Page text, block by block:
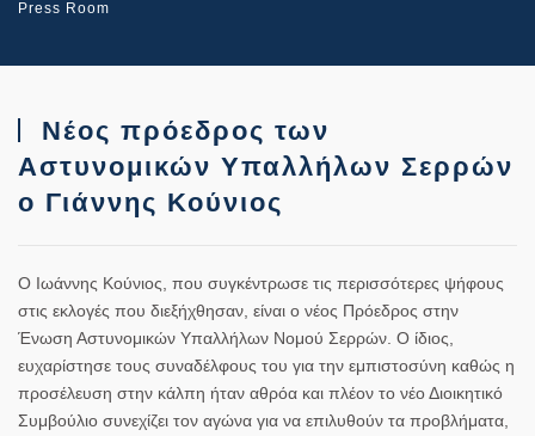
Press Room
Νέος πρόεδρος των
Αστυνομικών Υπαλλήλων Σερρών
ο Γιάννης Κούνιος
Ο Ιωάννης Κούνιος, που συγκέντρωσε τις περισσότερες ψήφους
στις εκλογές που διεξήχθησαν, είναι ο νέος Πρόεδρος στην
Ένωση Αστυνομικών Υπαλλήλων Νομού Σερρών. Ο ίδιος,
ευχαρίστησε τους συναδέλφους του για την εμπιστοσύνη καθώς η
προσέλευση στην κάλπη ήταν αθρόα και πλέον το νέο Διοικητικό
Συμβούλιο συνεχίζει τον αγώνα για να επιλυθούν τα προβλήματα,